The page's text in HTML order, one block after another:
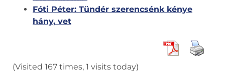
Fóti Péter: Tündér szerencsénk kénye
hány, vet
(Visited 167 times, 1 visits today)